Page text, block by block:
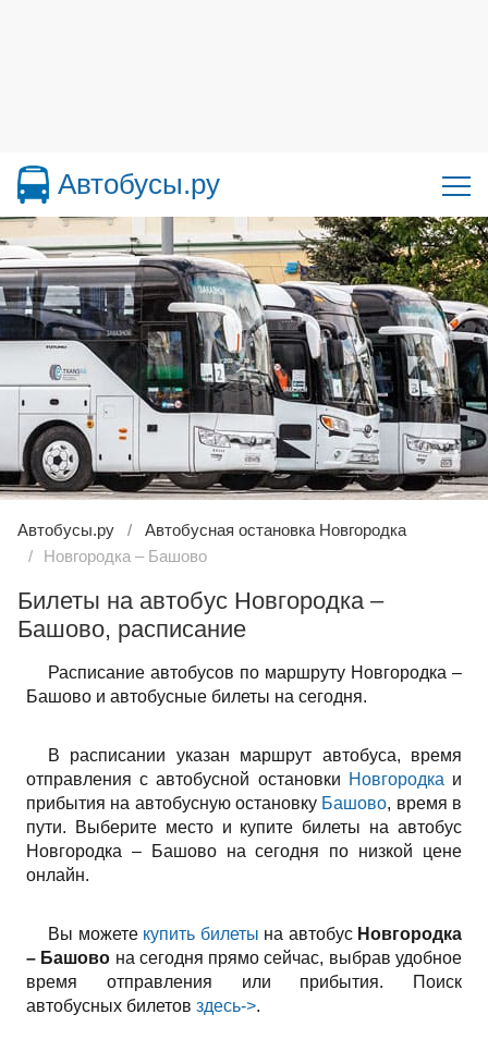
Автобусы.ру
Автобусы.ру
Автобусная остановка Новгородка
Новгородка – Башово
Билеты на автобус Новгородка –
Башово, расписание
Расписание автобусов по маршруту Новгородка –
Башово и автобусные билеты на сегодня.
В расписании указан маршрут автобуса, время
отправления с автобусной остановки Новгородка и
прибытия на автобусную остановку Башово, время в
пути. Выберите место и купите билеты на автобус
Новгородка – Башово на сегодня по низкой цене
онлайн.
Вы можете купить билеты на автобус Новгородка
– Башово на сегодня прямо сейчас, выбрав удобное
время отправления или прибытия. Поиск
автобусных билетов здесь->.